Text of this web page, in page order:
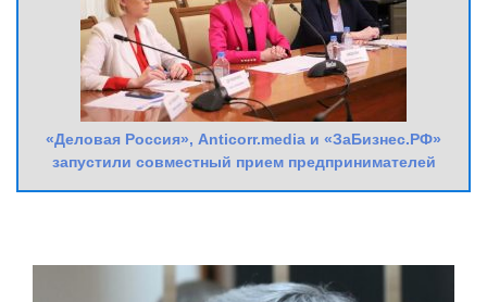
«Деловая Россия», Anticorr.media и «ЗаБизнес.РФ»
запустили совместный прием предпринимателей